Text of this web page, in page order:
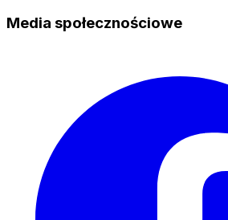
Media społecznościowe